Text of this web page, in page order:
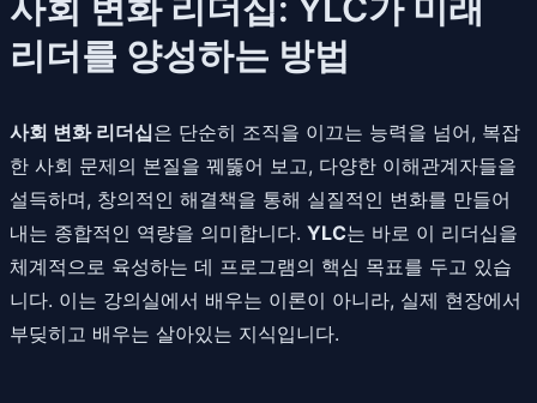
리더를 양성하는 방법
사회 변화 리더십은 단순히 조직을 이끄는 능력을 넘어, 복잡
한 사회 문제의 본질을 꿰뚫어 보고, 다양한 이해관계자들을
설득하며, 창의적인 해결책을 통해 실질적인 변화를 만들어
내는 종합적인 역량을 의미합니다. YLC는 바로 이 리더십을
체계적으로 육성하는 데 프로그램의 핵심 목표를 두고 있습
니다. 이는 강의실에서 배우는 이론이 아니라, 실제 현장에서
부딪히고 배우는 살아있는 지식입니다.